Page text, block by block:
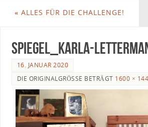
« ALLES FÜR DIE CHALLENGE!
Spiegel_Karla-
16. JANUAR 2020
DIE ORIGINALGRÖSSE BETRÄGT 1600 ×